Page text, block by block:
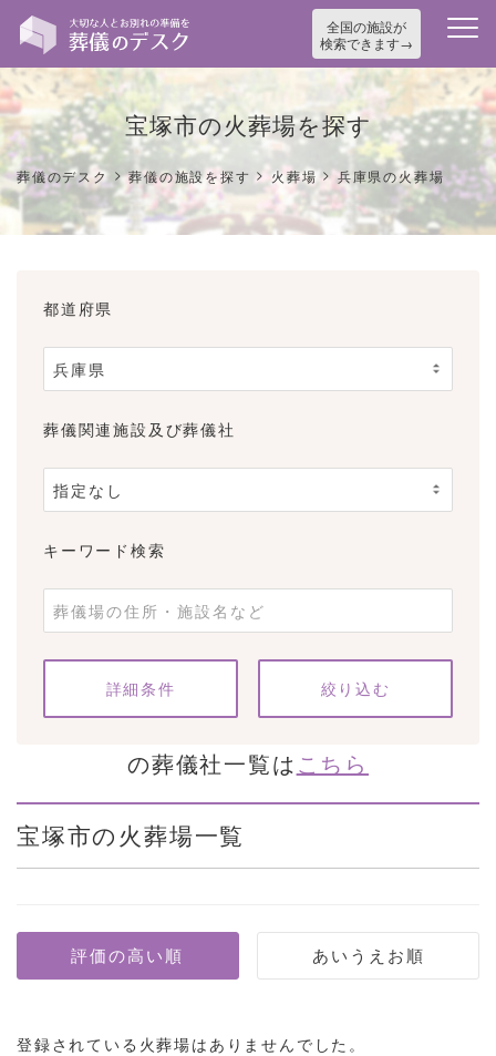
全国の施設が
検索できます
宝塚市の火葬場を探す
葬儀のデスク >葬儀の施設を探す > 火葬場>兵庫県の火葬場
都道府県
葬儀関連施設及び葬儀社
キーワード検索
条件をクリア
詳細条件
の葬儀社一覧は こちら
宝塚市の火葬場一覧
登録されている火葬場はありませんでした。